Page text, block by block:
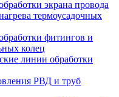
экрана провода
термоусадочных
фитингов и
колец
линии обработки
РВД и труб